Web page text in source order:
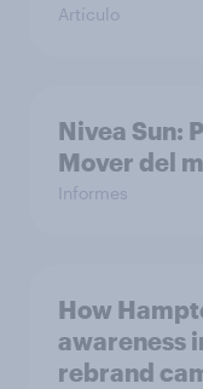
Artículo
Nivea Sun:
Mover del
Informes
How
awareness
rebrand